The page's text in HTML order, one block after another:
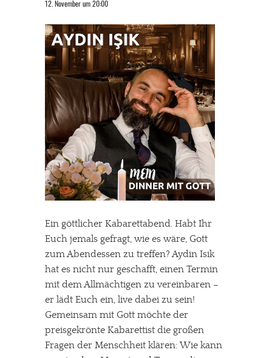
12. November um 20:00
Ein göttlicher Kabarettabend. Habt Ihr
Euch jemals gefragt, wie es wäre, Gott
zum Abendessen zu treffen? Aydin Isik
hat es nicht nur geschafft, einen Termin
mit dem Allmächtigen zu vereinbaren –
er lädt Euch ein, live dabei zu sein!
Gemeinsam mit Gott möchte der
preisgekrönte Kabarettist die großen
Fragen der Menschheit klären: Wie kann